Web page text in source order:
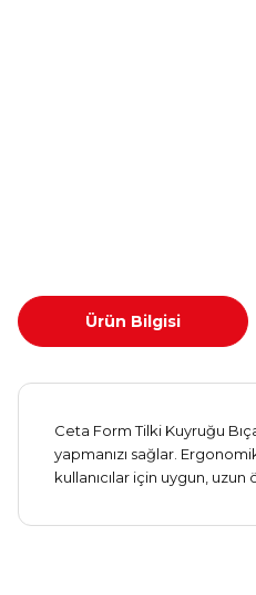
Ürün Bilgisi
Ceta Form Tilki Kuyruğu
yapmanızı sağlar.
kullanıcılar için uygun,